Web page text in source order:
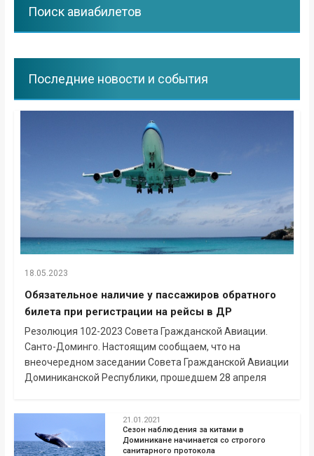
Поиск авиабилетов
Последние новости и события
18.05.2023
Обязательное наличие у пассажиров обратного
билета при регистрации на рейсы в ДР
Резолюция 102-2023 Совета Гражданской Авиации.
Санто-Доминго. Настоящим сообщаем, что на
внеочередном заседании Совета Гражданской Авиации
Доминиканской Республики, прошедшем 28 апреля
21.01.2021
Сезон наблюдения за китами в
Доминикане начинается со строгого
санитарного протокола